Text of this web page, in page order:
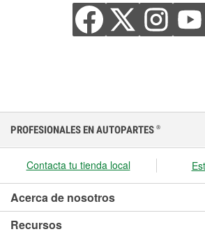
PROFESIONALES EN AUTOPARTES ®
Contacta tu tienda local
Acerca de nosotros
Recursos